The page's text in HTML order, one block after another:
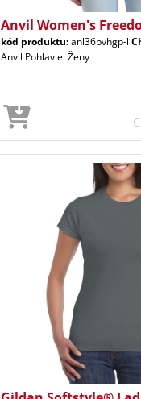
Anvil Women's
kód produktu:anl36pvhgp-l
Anvil Pohlavie: Ženy